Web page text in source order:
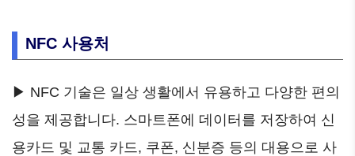
NFC 사용처
▶ NFC 기술은 일상 생활에서 유용하고 다양한 편의
성을 제공합니다. 스마트폰에 데이터를 저장하여 신
용카드 및 교통 카드, 쿠폰, 신분증 등의 대용으로 사